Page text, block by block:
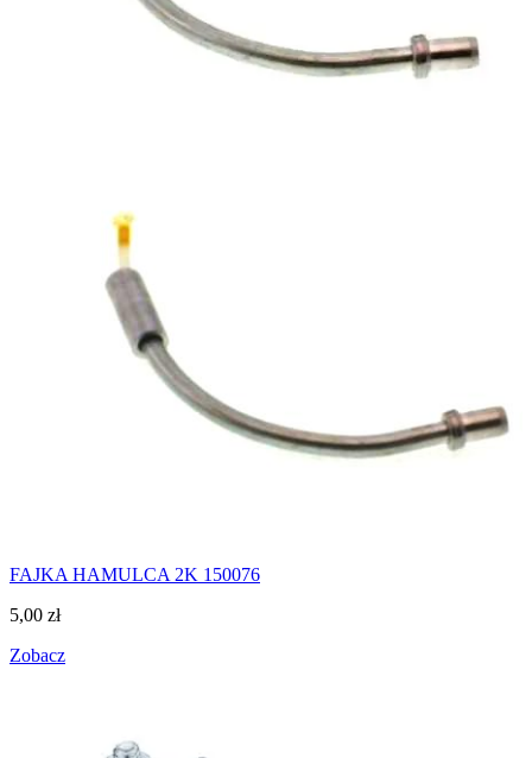
FAJKA HAMULCA 2K 150076
5,00 zł
Zobacz